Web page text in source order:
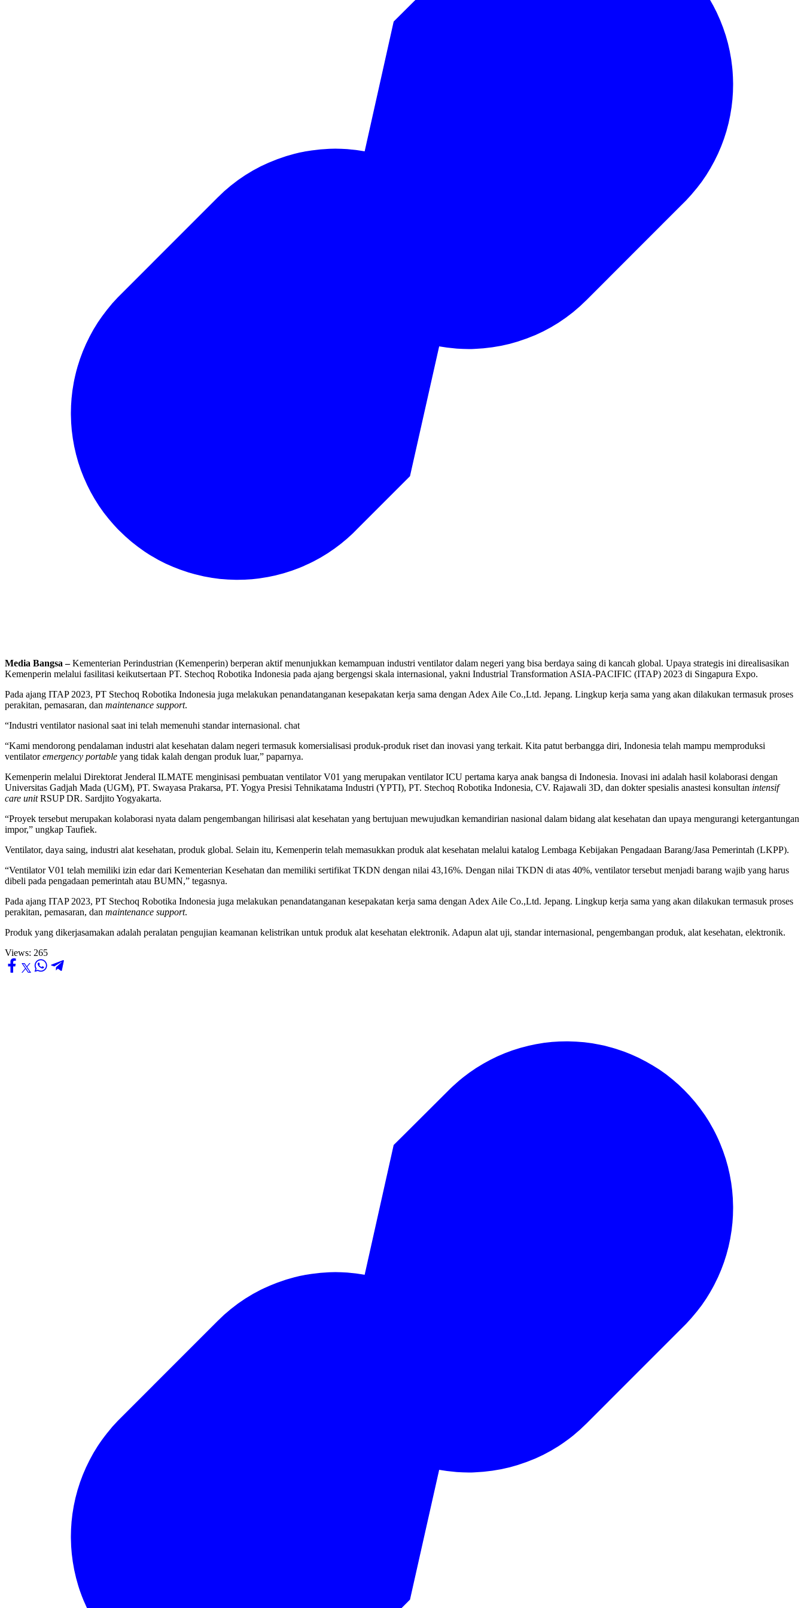
Media Bangsa –Kementerian Perindustrian (Kemenperin) berperan aktif menunjukkan kemampuan industri ventilator dalam negeri yang bisa berdaya saing di kancah global. Upaya strategis ini direalisasikan
Kemenperin melalui fasilitasi keikutsertaan PT. Stechoq Robotika Indonesia pada ajang bergengsi skala internasional, yakni Industrial Transformation ASIA-PACIFIC (ITAP) 2023 di Singapura Expo.
Pada ajang ITAP 2023, PT Stechoq Robotika Indonesia juga melakukan penandatanganan kesepakatan kerja sama dengan Adex Aile Co.,Ltd. Jepang. Lingkup kerja sama yang akan dilakukan termasuk proses
perakitan, pemasaran, dan maintenance support.
“Industri ventilator nasional saat ini telah memenuhi standar internasional. chat
“Kami mendorong pendalaman industri alat kesehatan dalam negeri termasuk komersialisasi produk-produk riset dan inovasi yang terkait. Kita patut berbangga diri, Indonesia telah mampu memproduksi
ventilatoremergency portable yang tidak kalah dengan produk luar,” paparnya.
Kemenperin melalui Direktorat Jenderal ILMATE menginisasi pembuatan ventilator V01 yang merupakan ventilator ICU pertama karya anak bangsa di Indonesia. Inovasi ini adalah hasil kolaborasi dengan
Universitas Gadjah Mada (UGM), PT. Swayasa Prakarsa, PT. Yogya Presisi Tehnikatama Industri (YPTI), PT. Stechoq Robotika Indonesia, CV. Rajawali 3D, dan dokter spesialis anastesi konsultan intensif
care unitRSUP DR. Sardjito Yogyakarta.
“Proyek tersebut merupakan kolaborasi nyata dalam pengembangan hilirisasi alat kesehatan yang bertujuan mewujudkan kemandirian nasional dalam bidang alat kesehatan dan upaya mengurangi ketergantungan
impor,” ungkap Taufiek.
Ventilator, daya saing, industri alat kesehatan, produk global. Selain itu, Kemenperin telah memasukkan produk alat kesehatan melalui katalog Lembaga Kebijakan Pengadaan Barang/Jasa Pemerintah (LKPP).
“Ventilator V01 telah memiliki izin edar dari Kementerian Kesehatan dan memiliki sertifikat TKDN dengan nilai 43,16%. Dengan nilai TKDN di atas 40%, ventilator tersebut menjadi barang wajib yang harus
dibeli pada pengadaan pemerintah atau BUMN,” tegasnya.
Pada ajang ITAP 2023, PT Stechoq Robotika Indonesia juga melakukan penandatanganan kesepakatan kerja sama dengan Adex Aile Co.,Ltd. Jepang. Lingkup kerja sama yang akan dilakukan termasuk proses
perakitan, pemasaran, dan maintenance support.
Produk yang dikerjasamakan adalah peralatan pengujian keamanan kelistrikan untuk produk alat kesehatan elektronik. Adapun alat uji, standar internasional, pengembangan produk, alat kesehatan, elektronik.
Views: 265